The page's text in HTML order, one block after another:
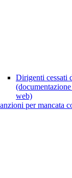
Dirigenti cessati
web)
per mancata